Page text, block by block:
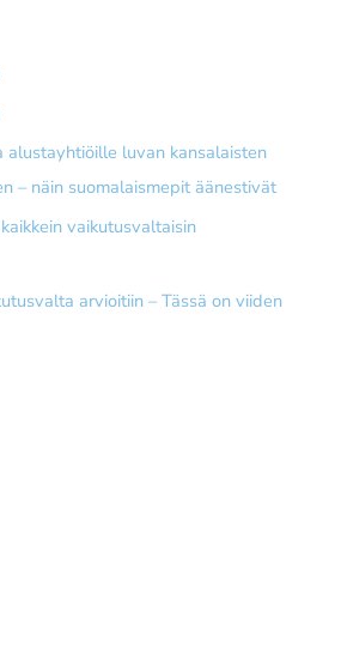
alusta­yhtiöille luvan kansalaisten
– näin suomalais­mepit äänestivät
vaikutusvaltaisin
arvioitiin – Tässä on viiden